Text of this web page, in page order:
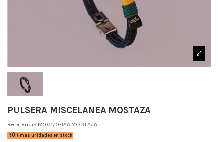
PULSERA MISCELANEA MOSTAZA
Referencia MSC170-1AA.MOSTAZA.L
Últimas unidades en stock